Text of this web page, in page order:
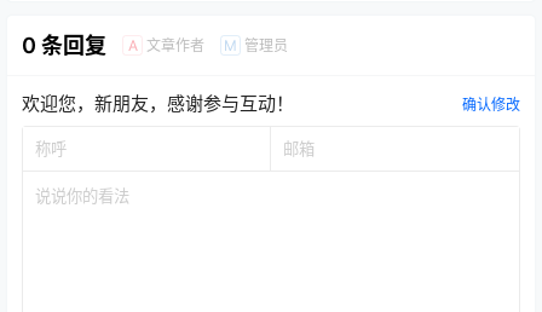
0 条回复 A 文章作者 M 管理员
欢迎您，新朋友，感谢参与互动！ 确认修改